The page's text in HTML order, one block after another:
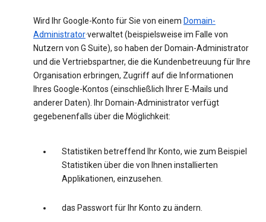
Wird Ihr Google-Konto für Sie von einem Domain-
Administrator·verwaltet (beispielsweise im Falle von
Nutzern von G Suite), so haben der Domain-Administrator
und die Vertriebspartner, die die Kundenbetreuung für Ihre
Organisation erbringen, Zugriff auf die Informationen
Ihres Google-Kontos (einschließlich Ihrer E-Mails und
anderer Daten). Ihr Domain-Administrator verfügt
gegebenenfalls über die Möglichkeit:
Statistiken betreffend Ihr Konto, wie zum Beispiel
Statistiken über die von Ihnen installierten
Applikationen, einzusehen.
das Passwort für Ihr Konto zu ändern.